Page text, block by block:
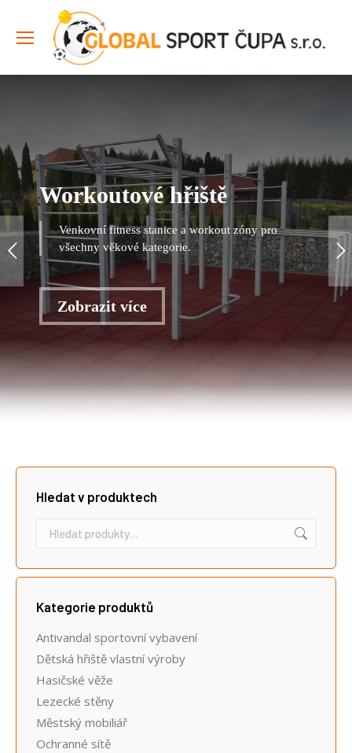
Workoutové hřiště
Venkovní fitness stanice a workout zóny pro
všechny věkové kategorie.
Zobrazit více
Hledat v produktech
Kategorie produktů
Antivandal sportovní vybavení
Dětská hřiště vlastní výroby
Hasičské věže
Lezecké stěny
Městský mobiliář
Ochranné sítě